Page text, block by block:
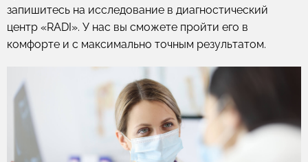
запишитесь на исследование в диагностический
центр «RADI». У нас вы сможете пройти его в
комфорте и с максимально точным результатом.